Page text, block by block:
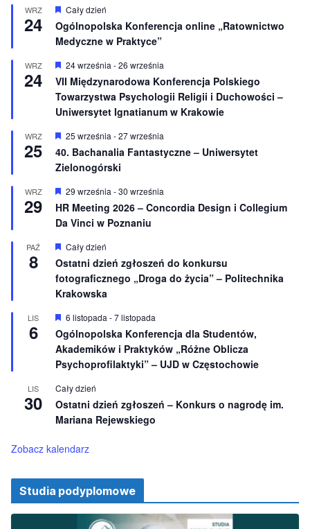
WRZ
24
W
r
ó
n
i
o
n
e
Cały dzień
Ogólnopolska Konferencja online „Ratownictwo
Medyczne w Praktyce”
WRZ
24
W
y
r
ó
ż
n
i
o
n
e
24 września -26 września
VII Międzynarodowa Konferencja Polskiego
Towarzystwa Psychologii Religii i Duchowości –
Uniwersytet Ignatianum w Krakowie
WRZ
25
W
r
ó
n
i
o
n
25 września -27 września
40. Bachanalia Fantastyczne – Uniwersytet
Zielonogórski
WRZ
29
W
y
r
ó
n
o
n
e
29 września -30 września
HR Meeting 2026 – Concordia Design i Collegium
Da Vinci w Poznaniu
PAŹ
8
W
r
ó
ż
n
i
o
n
e
Cały dzień
Ostatni dzień zgłoszeń do konkursu
fotograficznego „Droga do życia” – Politechnika
Krakowska
LIS
6
W
r
ó
ż
n
o
n
e
6 listopada -7 listopada
Ogólnopolska Konferencja dla Studentów,
Akademików i Praktyków „Różne Oblicza
Psychoprofilaktyki” – UJD w Częstochowie
LIS
30
Cały dzień
Ostatni dzień zgłoszeń – Konkurs o nagrodę im.
Mariana Rejewskiego
Zobacz kalendarz
Studia podyplomowe